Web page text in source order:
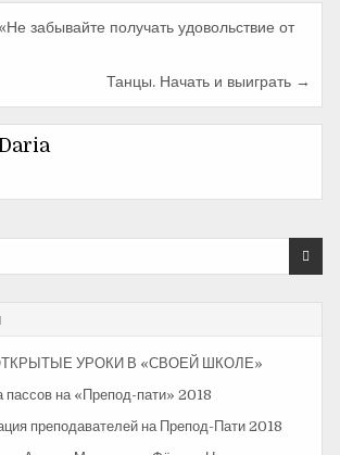
забывайте получать удовольствие от
Танцы. Начать и выиграть →
УРОКИ В «СВОЕЙ ШКОЛЕ»
пассов на «Препод-пати» 2018
преподавателей на Препод-Пати 2018